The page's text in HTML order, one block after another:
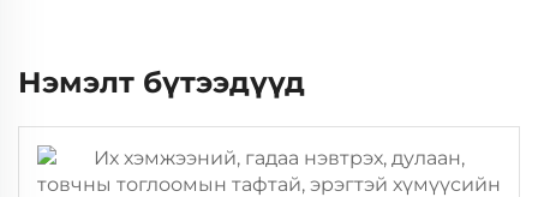
Нэмэлт бүтээдүүд